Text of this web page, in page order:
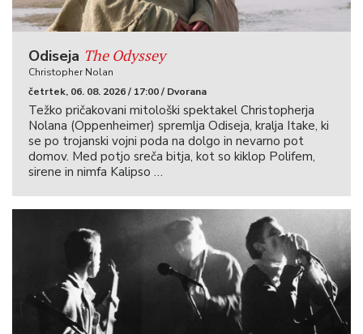
Odiseja The Odyssey
Christopher Nolan
četrtek, 06. 08. 2026 / 17:00 / Dvorana
Težko pričakovani mitološki spektakel Christopherja
Nolana (Oppenheimer) spremlja Odiseja, kralja Itake, ki
se po trojanski vojni poda na dolgo in nevarno pot
domov. Med potjo sreča bitja, kot so kiklop Polifem,
sirene in nimfa Kalipso …